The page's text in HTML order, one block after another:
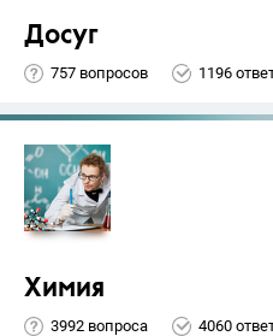
Досуг
757 вопросов 1196
Химия
3992 вопроса 4060